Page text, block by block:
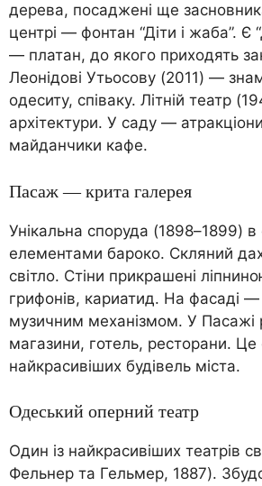
дерева, посаджені ще
центрі — фонтан “Діти і жаба”. Є
— платан, до якого приходять
Леонідові Утьосову (2011) —
одеситу, співаку. Літній театр
архітектури. У саду —
майданчики кафе.
Пасаж — крита галерея
Унікальна споруда (1898–1899) в
елементами бароко. Скляний
світло. Стіни прикрашені
грифонів, кариатид. На фасаді —
музичним механізмом. У Пасажі
магазини, готель, ресторани. Це
найкрасивіших будівель міста.
Одеський оперний театр
Один із найкрасивіших театрів
Фельнер та Гельмер, 1887).